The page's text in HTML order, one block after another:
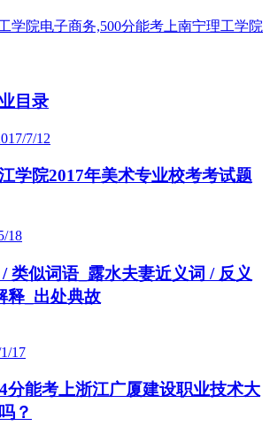
目录
7/12
学院2017年美术专业校考考试题
18
类似词语_露水夫妻近义词 / 反义
释_出处典故
17
分能考上浙江广厦建设职业技术大
？